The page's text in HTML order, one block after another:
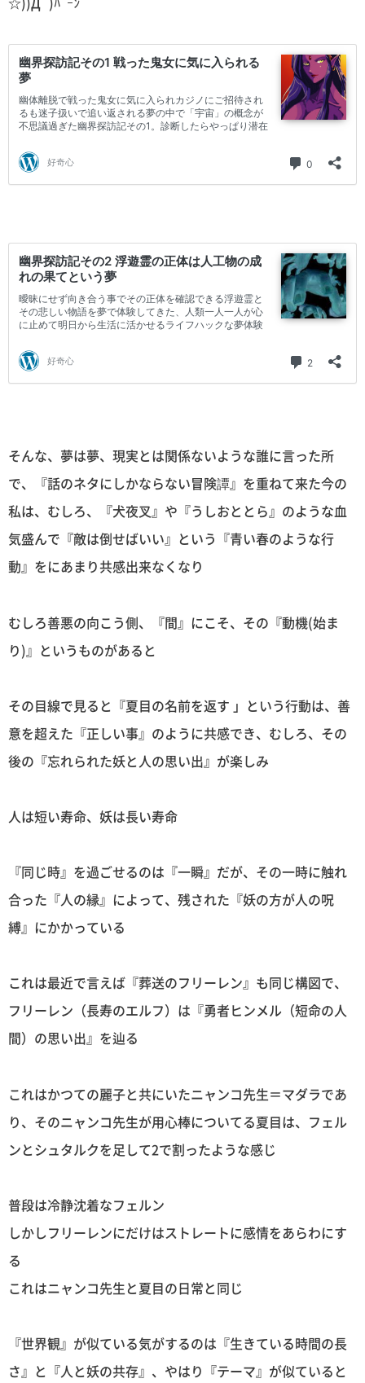
そんな、夢は夢、現実とは関係ないような誰に言った所
で、『話のネタにしかならない冒険譚』を重ねて来た今の
私は、むしろ、『犬夜叉』や『うしおととら』のような血
気盛んで『敵は倒せばいい』という『青い春のような行
動』をにあまり共感出来なくなり
むしろ善悪の向こう側、『間』にこそ、その『動機(始ま
り)』というものがあると
その目線で見ると『夏目の名前を返す 」という行動は、善
意を超えた『正しい事』のように共感でき、むしろ、その
後の『忘れられた妖と人の思い出』が楽しみ
人は短い寿命、妖は長い寿命
『同じ時』を過ごせるのは『一瞬』だが、その一時に触れ
合った『人の縁』によって、残された『妖の方が人の呪
縛』にかかっている
これは最近で言えば『葬送のフリーレン』も同じ構図で、
フリーレン（長寿のエルフ）は『勇者ヒンメル（短命の人
間）の思い出』を辿る
これはかつての麗子と共にいたニャンコ先生＝マダラであ
り、そのニャンコ先生が用心棒についてる夏目は、フェル
ンとシュタルクを足して2で割ったような感じ
普段は冷静沈着なフェルン
しかしフリーレンにだけはストレートに感情をあらわにす
る
これはニャンコ先生と夏目の日常と同じ
『世界観』が似ている気がするのは『生きている時間の長
さ』と『人と妖の共存』、やはり『テーマ』が似ていると